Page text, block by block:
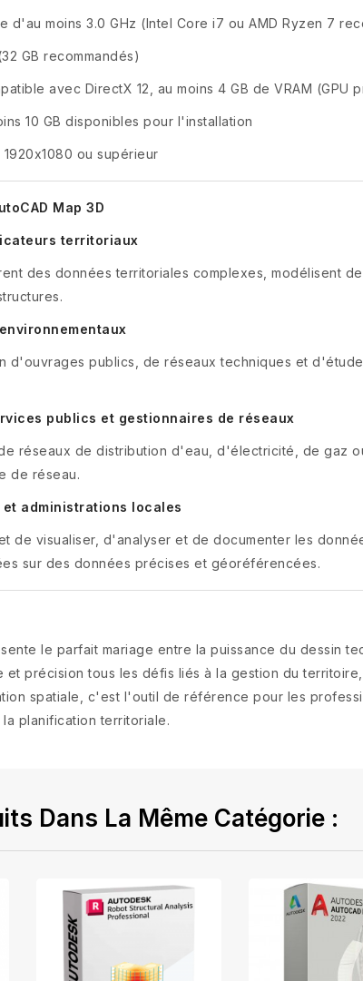
d'au moins 3.0 GHz (Intel Core i7 ou AMD Ryzen 7
GB recommandés)
avec DirectX 12, au moins 4 GB de VRAM
10 GB disponibles pour l'installation
1920x1080 ou supérieur
Map 3D
territoriaux
des données territoriales complexes, modélisent
d'ouvrages publics, de réseaux techniques et
publics et gestionnaires de réseaux
réseaux de distribution d'eau, d'électricité, de gaz
de réseau.
administrations locales
de visualiser, d'analyser et de documenter les
sur des données précises et géoréférencées.
le parfait mariage entre la puissance du dessin
et précision tous les défis liés à la gestion du
spatiale, c'est l'outil de référence pour les
planification territoriale.
Dans La Même Catégorie :